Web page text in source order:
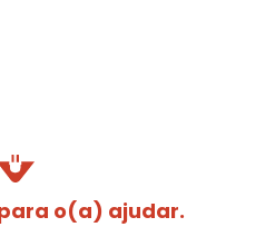
o(a) ajudar.